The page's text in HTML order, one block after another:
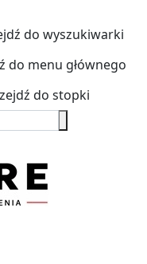
do wyszukiwarki
do menu głównego
do stopki